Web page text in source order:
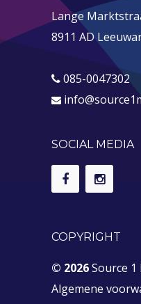
Lange
8911 AD
085-0047302
SOCIAL MEDIA
COPYRIGHT
© 2026Source 1
Algemene